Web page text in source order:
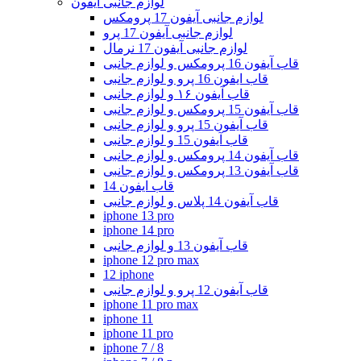
لوازم جانبی آیفون 17 پرومکس
لوازم جانبی آیفون 17 پرو
لوازم جانبی آیفون 17 نرمال
قاب آیفون 16 پرومکس و لوازم جانبی
قاب ایفون 16 پرو و لوازم جانبی
قاب آیفون ۱۶ و لوازم جانبی
قاب آیفون 15 پرومکس و لوازم جانبی
قاب آیفون 15 پرو و لوازم جانبی
قاب آیفون 15 و لوازم جانبی
قاب آیفون 14 پرومکس و لوازم جانبی
قاب آیفون 13 پرومکس و لوازم جانبی
قاب ایفون 14
قاب آیفون 14 پلاس و لوازم جانبی
iphone 13 pro
iphone 14 pro
قاب آیفون 13 و لوازم جانبی
iphone 12 pro max
12 iphone
قاب آیفون 12 پرو و لوازم جانبی
iphone 11 pro max
iphone 11
iphone 11 pro
iphone 7 / 8